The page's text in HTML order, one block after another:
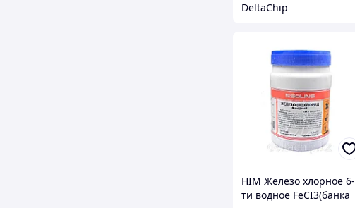
DeltaChip
HIM Железо хлорное 6-
ти водное FeCI3(банка